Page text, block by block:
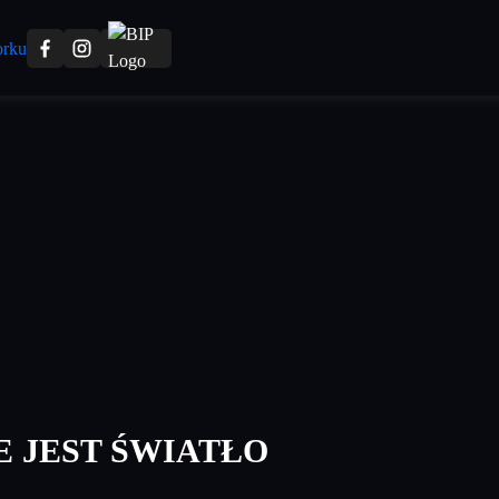
JEST ŚWIATŁO